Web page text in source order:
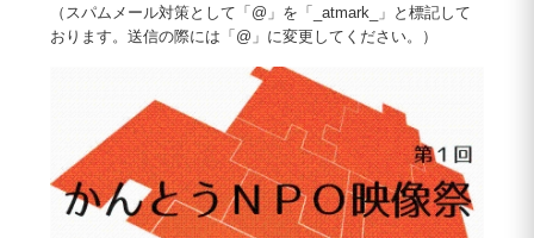
（スパムメール対策として「@」を「_atmark_」と標記して
おります。送信の際には「@」に変更してください。）